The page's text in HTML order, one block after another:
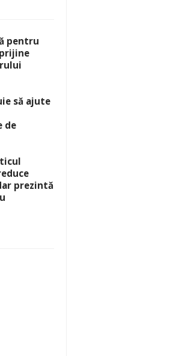
pentru
să ajute
de
prezintă